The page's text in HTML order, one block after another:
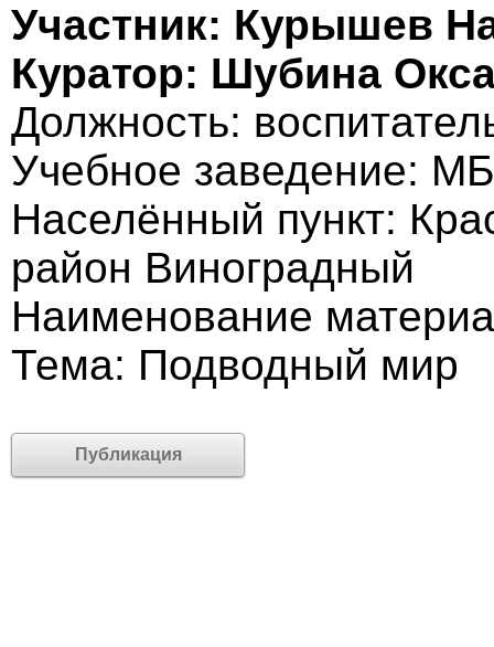
Участник: Курышев
Куратор: Шубина
Должность:
Учебное заведение:
Населённый пункт:
район Виноградный
Наименование
Тема: Подводный мир
Публикация